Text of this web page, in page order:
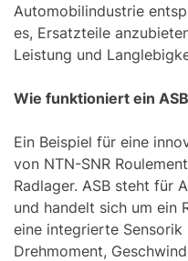
Automobilindustrie
es, Ersatzteile
Leistung und
Wie funktioniert ein
Ein Beispiel für eine
von NTN-SNR
Radlager. ASB steht für
und handelt sich um ein
eine integrierte
Drehmoment,